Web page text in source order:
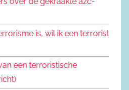
is, wil ik een terrorist
een terroristische